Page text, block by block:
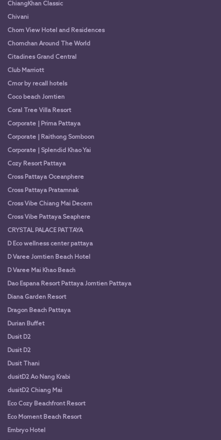
ChiangKhan Classic
Chivani
Chom View Hotel and Residences
Chomchan Around The World
Citadines Grand Central
Club Marriott
Cmor by recall hotels
Coco beach Jomtien
Coral Tree Villa Resort
Corporate | Prima Pattaya
Corporate | Raithong Somboon
Corporate | Splendid Khao Yai
Cozy Resort Pattaya
Cross Pattaya Oceanphere
Cross Pattaya Pratamnak
Cross Vibe Chiang Mai Decem
Cross Vibe Pattaya Seaphere
CRYSTAL PALACE PATTAYA
D Eco wellness center pattaya
D Varee Jomtien Beach Hotel
D Varee Mai Khao Beach
Dao Espana Resort Pattaya Jomtien Pattaya
Diana Garden Resort
Dragon Beach Pattaya
Durian Buffet
Dusit D2
Dusit D2
Dusit Thani
dusitD2 Ao Nang Krabi
dusitD2 Chiang Mai
Eco Cozy Beachfront Resort
Eco Moment Beach Resort
Embryo Hotel